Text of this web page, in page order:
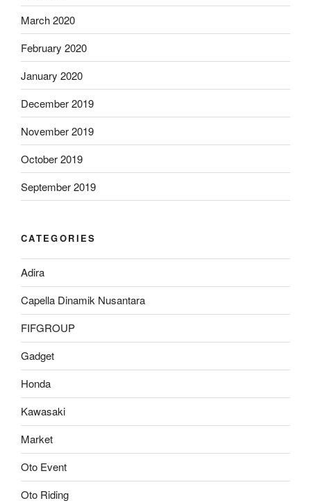
March 2020
February 2020
January 2020
December 2019
November 2019
October 2019
September 2019
CATEGORIES
Adira
Capella Dinamik Nusantara
FIFGROUP
Gadget
Honda
Kawasaki
Market
Oto Event
Oto Riding